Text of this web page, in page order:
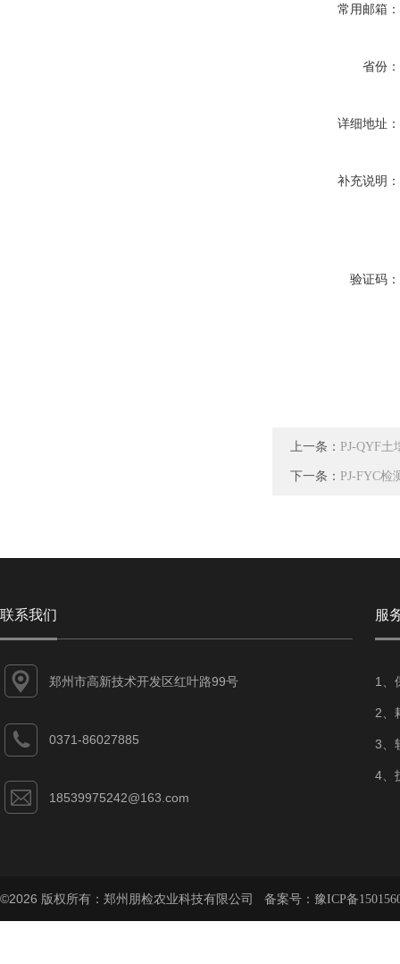
常用邮箱：
省份：
详细地址：
补充说明：
验证码：
上一条： PJ-QYF土
下一条： PJ-FYC检
联系我们
郑州市高新技术开发区红叶路99号
0371-86027885
18539975242@163.com
服
1、
2、
3、
4、
©2026 版权所有：郑州朋检农业科技有限公司 备案号： 豫ICP备